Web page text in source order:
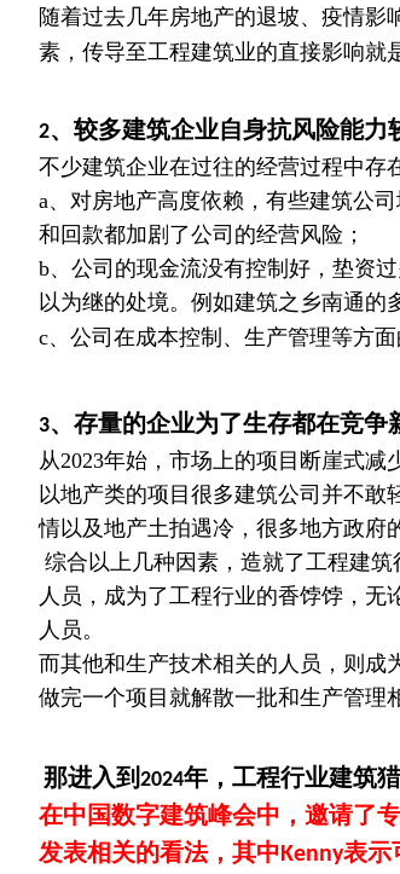
随着过去几年房地产的退坡、疫情影
素，传导至工程建筑业的直接影响就
2、较多建筑企业自身抗风险能力
不少建筑企业在过往的经营过程中存
a、对房地产高度依赖，有些建筑公
和回款都加剧了公司的经营风险；
b、公司的现金流没有控制好，垫资
以为继的处境。例如建筑之乡南通的
c、公司在成本控制、生产管理等方
3、存量的企业为了生存都在竞争
从2023年始，市场上的项目断崖式
以地产类的项目很多建筑公司并不
情以及地产土拍遇冷，很多地方政府
综合以上几种因素，造就了工程建
人员，成为了工程行业的香饽饽，
人员。
而其他和生产技术相关的人员，则成
做完一个项目就解散一批和生产管理
那进入到 2024年，工程行业建筑
在中国数字建筑峰会中，邀请了
发表相关的看法，其中 Kenny表示